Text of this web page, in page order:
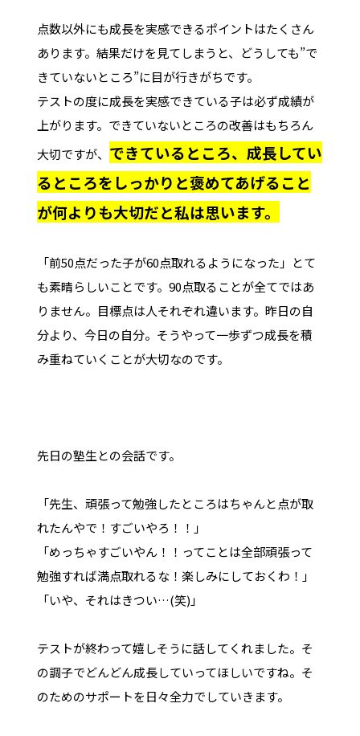
点数以外にも成長を実感できるポイントはたくさん
あります。結果だけを見てしまうと、どうしても”で
きていないところ”に目が行きがちです。
テストの度に成長を実感できている子は必ず成績が
上がります。できていないところの改善はもちろん
大切ですが、 できているところ、成長してい
るところをしっかりと褒めてあげること
が何よりも大切だと私は思います。
「前50点だった子が60点取れるようになった」とて
も素晴らしいことです。90点取ることが全てではあ
りません。目標点は人それぞれ違います。昨日の自
分より、今日の自分。そうやって一歩ずつ成長を積
み重ねていくことが大切なのです。
先日の塾生との会話です。
「先生、頑張って勉強したところはちゃんと点が取
れたんやで！すごいやろ！！」
「めっちゃすごいやん！！ってことは全部頑張って
勉強すれば満点取れるな！楽しみにしておくわ！」
「いや、それはきつい…(笑)」
テストが終わって嬉しそうに話してくれました。そ
の調子でどんどん成長していってほしいですね。そ
のためのサポートを日々全力でしていきます。